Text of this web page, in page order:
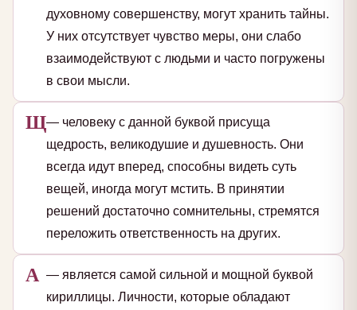
духовному совершенству, могут хранить тайны.
У них отсутствует чувство меры, они слабо
взаимодействуют с людьми и часто погружены
в свои мысли.
Щ— человеку с данной буквой присуща
щедрость, великодушие и душевность. Они
всегда идут вперед, способны видеть суть
вещей, иногда могут мстить. В принятии
решений достаточно сомнительны, стремятся
переложить ответственность на других.
А — является самой сильной и мощной буквой
кириллицы. Личности, которые обладают